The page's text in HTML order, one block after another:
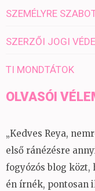
SZEMÉLYRE
SZERZŐI JOGI
TI MONDTÁTOK
OLVASÓI
„Kedves Reya,
első ránézésre
fogyózós blog közt,
én írnék, pontosan